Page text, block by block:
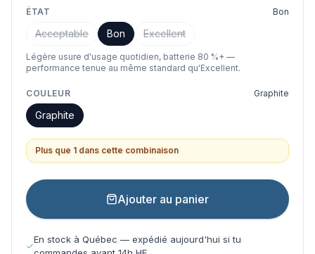
ÉTAT Bon
Acceptable Bon Excellent
Légère usure d'usage quotidien, batterie 80 %+ —
performance tenue au même standard qu'Excellent.
COULEUR Graphite
Graphite
Plus que 1 dans cette combinaison
Ajouter au panier
En stock à Québec — expédié aujourd'hui si tu